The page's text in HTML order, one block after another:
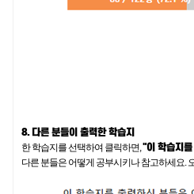
8. 다른 분들이 출력한 학습지
한 학습지를 선택하여 클릭하면,"이 학습지
다른 분들은 어떻게 공부시키나 참고하세요.